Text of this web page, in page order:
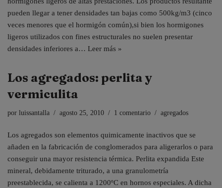
pueden llegar a tener densidades tan bajas como 500kg/m3 (cinco
veces menores que el hormigón común),si bien los hormigones
ligeros utilizados con fines estructurales no suelen presentar
densidades inferiores a… Leer más »
Los agregados: perlita y
vermiculita
por luissantalla agosto 25, 2010 1 comentario agregados
Los agregados son elementos quimicamente inactivos que se
añaden en la fabricación de conglomerados para aligerarlos o para
conseguir una mayor resistencia térmica. Perlita expandida Este
mineral, debidamente triturado, a una granulometría
preestablecida, se calienta a 1200ºC en hornos especiales. A dicha